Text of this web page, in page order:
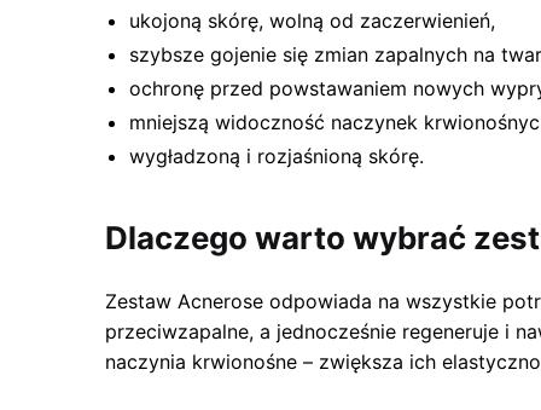
ukojoną skórę, wolną od zaczerwienień,
szybsze gojenie się zmian zapalnych na
ochronę przed powstawaniem nowych
mniejszą widoczność naczynek
wygładzoną i rozjaśnioną skórę.
Dlaczego warto wybrać
Zestaw Acnerose odpowiada na wszystkie
przeciwzapalne, a jednocześnie regeneruje i
naczynia krwionośne – zwiększa ich